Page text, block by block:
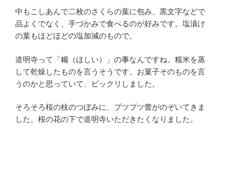
中もこしあんで二枚のさくらの葉に包み、黒文字などで
品よくでなく、手づかみで食べるのが好みです。塩漬け
の葉もほどほどの塩加減のもので。
道明寺って「糒（ほしい）」の事なんですね。糯米を蒸
して乾燥したものを言うそうです。お菓子そのものを言
うのかと思っていて、ビックリしました。
そろそろ桜の枝のつぼみに、プツプツ蕾がのぞいてきま
した。桜の花の下で道明寺いただきたくなりました。